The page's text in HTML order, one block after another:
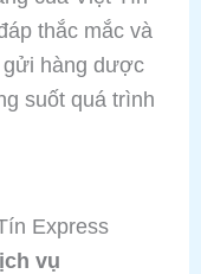
thắc mắc và
hàng dược
suốt quá trình
Express
vụ